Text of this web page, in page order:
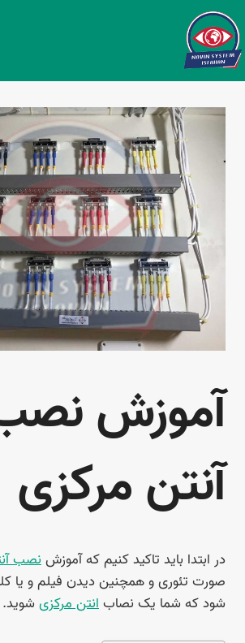
بازگشت
به
محتوا
آموزش
آنتن مرکزی
در ابتدا باید تاکید کنیم که آموزشنصب
صورت تئوری و همچنین دیدن فیلم و یا
شود که شما یک نصابانتن مرکزیشوید.